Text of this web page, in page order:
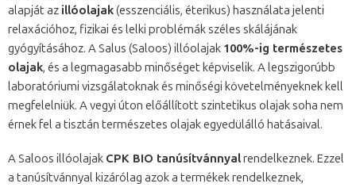
alapját az illóolajak(esszenciális, éterikus) használata jelenti
relaxációhoz, fizikai és lelki problémák széles skálájának
gyógyításához. A Salus (Saloos) illóolajak 100%-ig természetes
olajak, és a legmagasabb minőséget képviselik. A legszigorúbb
laboratóriumi vizsgálatoknak és minőségi követelményeknek kell
megfelelniük. A vegyi úton előállított szintetikus olajak soha nem
érnek fel a tisztán természetes olajak egyedülálló hatásaival.
A Saloos illóolajak CPK BIO tanúsítvánnyalrendelkeznek. Ezzel
a tanúsítvánnyal kizárólag azok a termékek rendelkeznek,